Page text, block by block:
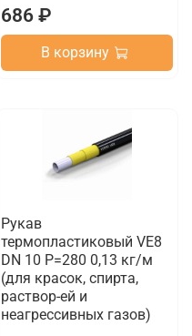
686 ₽
В корзину
Рукав
термопластиковый VE8
DN 10 P=280 0,13 кг/м
(для красок, спирта,
раствор-ей и
неагрессивных газов)